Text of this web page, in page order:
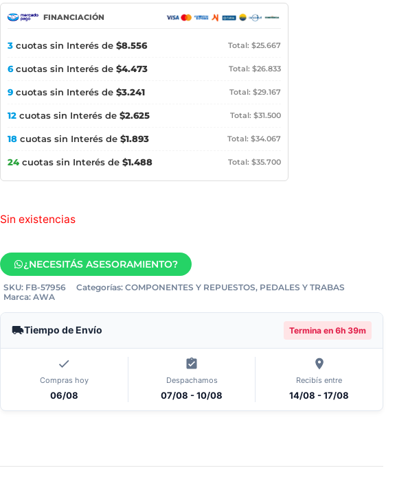
FINANCIACIÓN
3 cuotas sin Interés de $8.556 Total: $25.667
6cuotas sin Interés de $4.473 Total: $26.833
9 cuotas sin Interés de $3.241 Total: $29.167
12 cuotas sin Interés de $2.625 Total: $31.500
18 cuotas sin Interés de $1.893 Total: $34.067
24 cuotas sin Interés de $1.488 Total: $35.700
Sin existencias
¿NECESITÁS ASESORAMIENTO?
SKU: FB-57956 Categorías: COMPONENTES Y REPUESTOS, PEDALES Y TRABAS
Marca: AWA
Tiempo de Envío Termina en 6h 39m
Compras hoy
06/08
Despachamos
07/08 - 10/08
Recibís entre
14/08 - 17/08